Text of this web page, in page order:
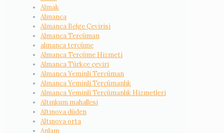
Almak
Almanca
Almanca Belge Çevirisi
Almanca Tercüman
almanca tercüme
Almanca Tercüme Hizmeti
Almanca Türkçe çeviri
Almanca Yeminli Tercüman
Almanca Yeminli Tercümanlık
Almanca Yeminli Tercümanlık Hizmetleri
Altınkum mahallesi
Altınova düden
Altınova orta
Anlam